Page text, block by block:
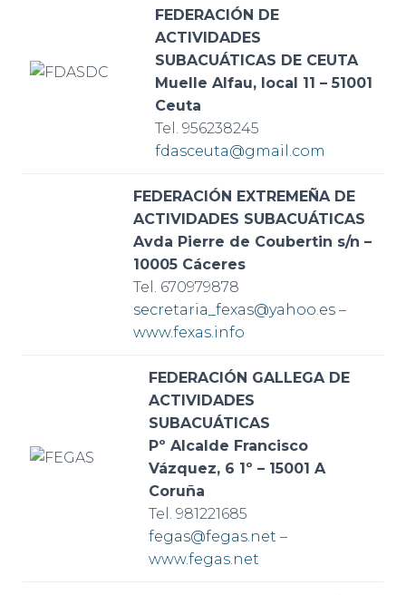
FEDERACIÓN DE
ACTIVIDADES
SUBACUÁTICAS DE CEUTA
Muelle Alfau, local 11 – 51001
Ceuta
Tel. 956238245
fdasceuta@gmail.com
FEDERACIÓN EXTREMEÑA DE
ACTIVIDADES SUBACUÁTICAS
Avda Pierre de Coubertin s/n –
10005 Cáceres
Tel. 670979878
secretaria_fexas@yahoo.es –
www.fexas.info
FEDERACIÓN GALLEGA DE
ACTIVIDADES
SUBACUÁTICAS
Pº Alcalde Francisco
Vázquez, 6 1º – 15001 A
Coruña
Tel. 981221685
fegas@fegas.net –
www.fegas.net